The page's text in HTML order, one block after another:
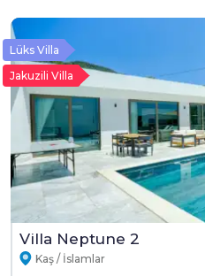
Lüks Villa
Jakuzili Villa
Villa Neptune 2
Kaş / İslamlar